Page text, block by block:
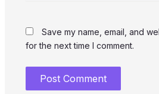
Save my name, email, and
for the next time I comment.